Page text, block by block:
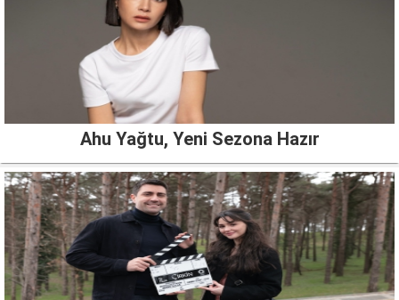
Ahu Yağtu, Yeni Sezona Hazır